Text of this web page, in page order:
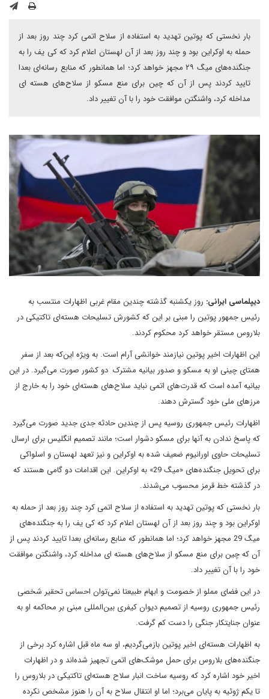
بار نخستی که پوتین تهدید به استفاده از سلاح اتمی کرد چند روز بعد از
حمله به اوکراین بود و چند روز بعد از آن لهستان اعلام کرد که کی یف را به
جنگنده‌های میگ ۲۹ مجهز خواهد کرد؛ اما همانطور که منابع رسانه‌ای بعدا
تایید کردند پس از آن که چین برای منع مسکو از سلاح‌های هسته ای
مداخله کرد، واشنگتن موافقت خود را با آن تغییر داد.
دیپلماسی ایرانی: روز یکشنبه گذشته چندین مقام غربی اظهارات منتسب به
رئیس جمهور پوتین را مبنی بر این که کشورش تسلیحات هسته‌ای تاکتیکی در
بلاروس مستقر خواهد کرد محکوم کردند.
این اظهارات اخیر پوتین نیازمند خوانشی آرام است. به ویژه این‌که بعد از سفر
همتای چینی او به مسکو و صدور بیانیه مشترک دو کشور صورت می‌گیرد. در این
بیانیه آمده است که قدرت‌های اتمی نباید سلاح‌های هسته‌ای خود را به خارج از
مرزهای ملی خود گسترش دهند.
اظهارات رئیس جمهوری روسیه پس از چندین حادثه جدی جدید صورت می‌گیرد
که پاسخ ندادن به آنها برای مسکو دشوار است؛ مانند تصمیم انگلیس برای ارسال
تسلیحات حاوی اورانیوم ضعیف شده به اوکراین و نیز تعهد لهستان و اسلواکی
برای تحویل جنگنده‌های «میگ 29» به اوکراین. این اقدامات دو گامی هستند که
در گذشته خط قرمز محسوب می‌شدند.
بار نخستی که پوتین تهدید به استفاده از سلاح اتمی کرد چند روز بعد از حمله به
اوکراین بود و چند روز بعد از آن لهستان اعلام کرد که کی یف را به جنگنده‌های
میگ 29 مجهز خواهد کرد؛ اما همانطور که منابع رسانه‌ای بعدا تایید کردند پس از
آن که چین برای منع مسکو از سلاح‌های هسته ای مداخله کرد، واشنگتن موافقت
خود را با آن تغییر داد.
در این فضای مملو از خصومت و ابهام طبیعتا نمی‌توان احساس تحقیر شخصی
رئیس جمهوری روسیه از تصمیم دیوان کیفری بین‌المللی مبنی بر محاکمه او به
عنوان جنایتکار جنگی را دست کم گرفت.
به اظهارات هسته‌ای اخیر پوتین بازمی‌گردیم، او سه ماه قبل اشاره کرد برخی از
جنگنده‌های بلاروس برای حمل موشک‌های اتمی تجهیز شده‌اند و در اظهارات
اخیر خود اشاره کرد که روسیه ساخت انبار سلاح هسته‌ا‌ی تاکتیکی در بلاروس را
تا یکم ژوئیه به پایان می‌برد؛ اما او انتقال سلاح به آن را هنوز مشخص نکرده